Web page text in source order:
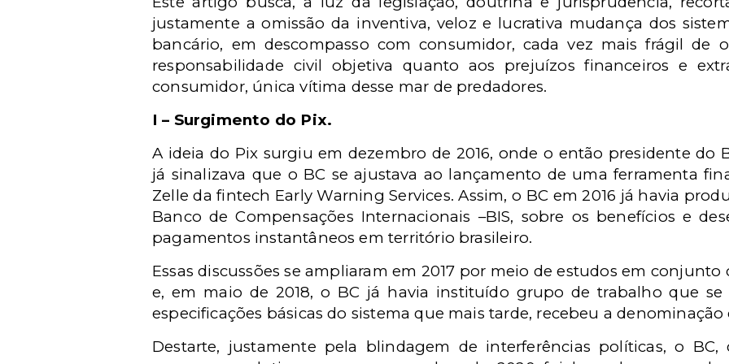
justamente a omissão da inventiva, veloz e lucrativa mudança dos
bancário, em descompasso com consumidor, cada vez mais frágil de
responsabilidade civil objetiva quanto aos prejuízos financeiros e
consumidor, única vítima desse mar de predadores.
I – Surgimento do Pix.
A ideia do Pix surgiu em dezembro de 2016, onde o então presidente do
já sinalizava que o BC se ajustava ao lançamento de uma ferramenta
Zelleda fintech Early Warning Services. Assim, o BC em 2016 já havia
Banco de Compensações Internacionais –BIS, sobre os benefícios e
pagamentos instantâneos em território brasileiro.
Essas discussões se ampliaram em 2017 por meio de estudos em
e, em maio de 2018, o BC já havia instituído grupo de trabalho que
especificações básicas do sistema que mais tarde, recebeu a denominação
Destarte, justamente pela blindagem de interferências políticas, o BC,